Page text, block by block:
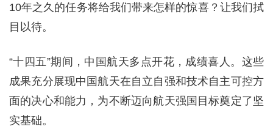
10年之久的任务将给我们带来怎样的惊喜？让我们拭
目以待。
“十四五”期间，中国航天多点开花，成绩喜人。这些
成果充分展现中国航天在自立自强和技术自主可控方
面的决心和能力，为不断迈向航天强国目标奠定了坚
实基础。